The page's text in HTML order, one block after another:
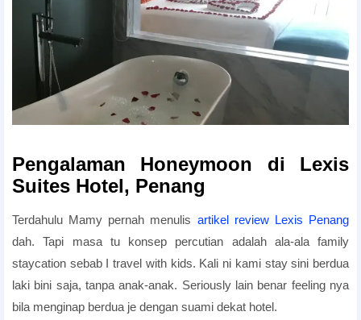
Pengalaman Honeymoon di Lexis
Suites Hotel, Penang
Terdahulu Mamy pernah menulis artikel review Lexis Penang
dah. Tapi masa tu konsep percutian adalah ala-ala family
staycation sebab I travel with kids. Kali ni kami stay sini berdua
laki bini saja, tanpa anak-anak. Seriously lain benar feeling nya
bila menginap berdua je dengan suami dekat hotel.